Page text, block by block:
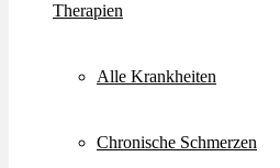
Therapien
Alle Krankheiten
Chronische Schmerzen